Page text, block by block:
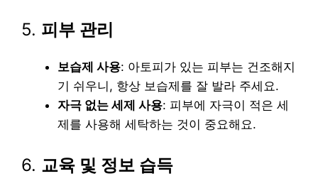
5. 피부 관리
보습제 사용: 아토피가 있는 피부는 건조해지
기 쉬우니, 항상 보습제를 잘 발라 주세요.
자극 없는 세제 사용: 피부에 자극이 적은 세
제를 사용해 세탁하는 것이 중요해요.
6. 교육 및 정보 습득